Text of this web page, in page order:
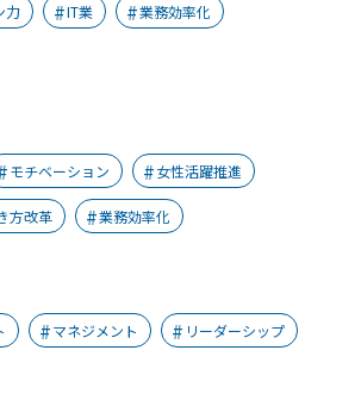
力 IT業 業務効率化
モチベーション 女性活躍推進
方改革 業務効率化
マネジメント リーダーシップ